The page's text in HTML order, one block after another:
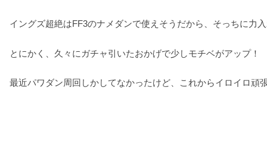
イングズ超絶はFF3のナメダンで使えそうだから、そっちに力
とにかく、久々にガチャ引いたおかげで少しモチベがアップ！
最近パワダン周回しかしてなかったけど、これからイロイロ頑